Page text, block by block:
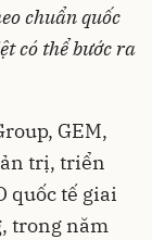
chuẩn quốc
có thể bước ra
GEM,
trị, triển
quốc tế giai
trong năm